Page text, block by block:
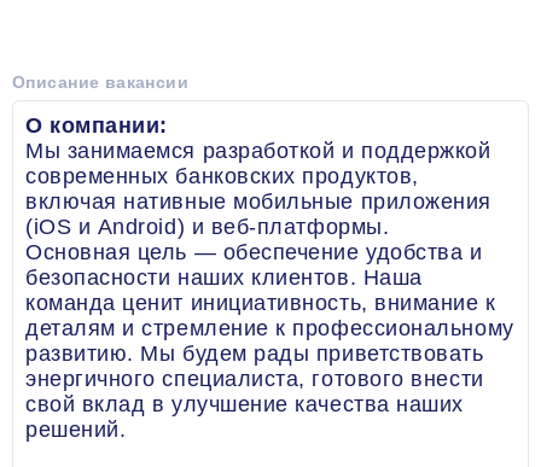
Описание вакансии
О компании:
Мы занимаемся разработкой и поддержкой
современных банковских продуктов,
включая нативные мобильные приложения
(iOS и Android) и веб-платформы.
Основная цель — обеспечение удобства и
безопасности наших клиентов. Наша
команда ценит инициативность, внимание к
деталям и стремление к профессиональному
развитию. Мы будем рады приветствовать
энергичного специалиста, готового внести
свой вклад в улучшение качества наших
решений.